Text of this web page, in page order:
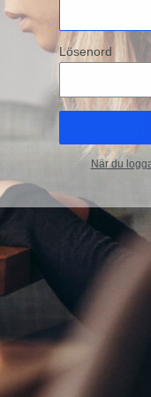
Lösenord
När du